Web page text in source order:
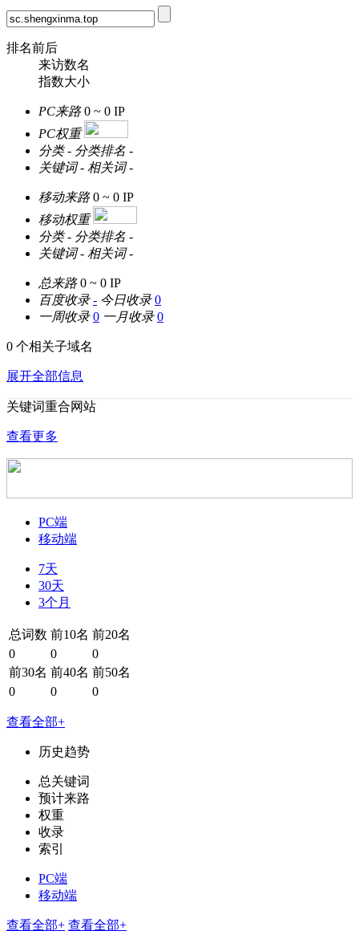
排名前后
来访数名
指数大小
PC来路 0 ~ 0 IP
PC权重
分类 - 分类排名 -
关键词 - 相关词 -
移动来路 0 ~ 0 IP
移动权重
分类 - 分类排名 -
关键词 - 相关词 -
总来路 0 ~ 0 IP
百度收录 - 今日收录 0
一周收录 0 一月收录 0
0 个相关子域名
展开全部信息
关键词重合网站
查看更多
PC端
移动端
7天
30天
3个月
总词数 前10名 前20名
0
0
0
前30名 前40名 前50名
0
0 0
查看全部+
历史趋势
总关键词
预计来路
权重
收录
索引
PC端
移动端
查看全部+ 查看全部+